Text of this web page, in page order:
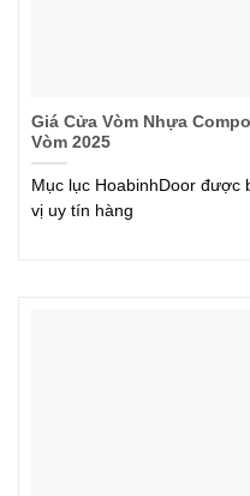
Giá Cửa Vòm Nhựa
Vòm 2025
Mục lục HoabinhDoor được
vị uy tín hàng